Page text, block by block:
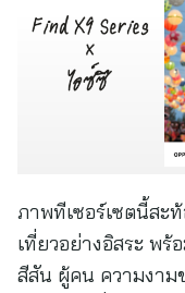
ภาพทีเซอร์เซตนี้สะ
เที่ยวอย่างอิสระ พ
สีสัน ผู้คน ความงาม